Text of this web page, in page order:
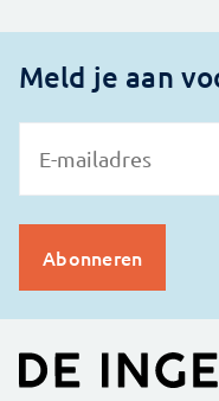
Meld je aan